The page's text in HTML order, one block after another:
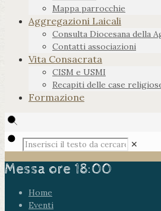
Mappa parrocchie
Aggregazioni Laicali
Consulta Diocesana della
Contatti associazioni
Vita Consacrata
CISM e USMI
Recapiti delle case
Formazione
✕
Messa ore 18:00
Home
Eventi